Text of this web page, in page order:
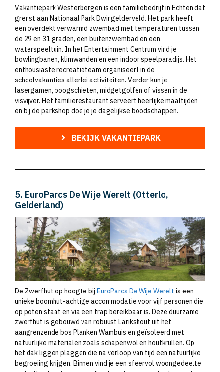
Vakantiepark Westerbergen is een familiebedrijf in Echten dat
grenst aan Nationaal Park Dwingelderveld. Het park heeft
een overdekt verwarmd zwembad met temperaturen tussen
de 29 en 31 graden, een buitenzwembad en een
waterspeeltuin. In het Entertainment Centrum vind je
bowlingbanen, klimwanden en een indoor speelparadijs. Het
enthousiaste recreatieteam organiseert in de
schoolvakanties allerlei activiteiten. Verder kun je
lasergamen, boogschieten, midgetgolfen of vissen in de
visvijver. Het familierestaurant serveert heerlijke maaltijden
en bij de parkshop doe je je dagelijkse boodschappen.
BEKIJK VAKANTIEPARK
5. EuroParcs De Wije Werelt (Otterlo,
Gelderland)
De Zwerfhut op hoogte bij EuroParcs De Wije Werelt is een
unieke boomhut-achtige accommodatie voor vijf personen die
op poten staat en via een trap bereikbaar is. Deze duurzame
zwerfhut is gebouwd van robuust Larikshout uit het
aangrenzende bos Planken Wambuis en geïsoleerd met
natuurlijke materialen zoals schapenwol en houtkrullen. Op
het dak liggen plaggen die na verloop van tijd een natuurlijke
begroeiing krijgen. Binnen vind je een sfeervol woongedeelte